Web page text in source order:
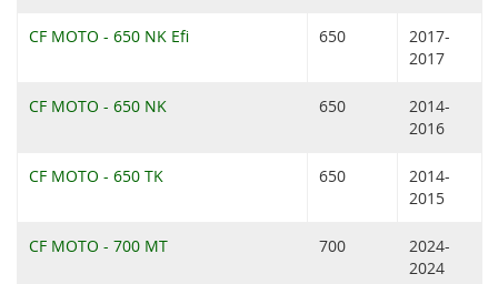
CF MOTO - 650 NK Efi 650
2017-
2017
CF MOTO - 650 NK 650
2014-
2016
CF MOTO - 650 TK 650
2014-
2015
CF MOTO - 700 MT 700
2024-
2024